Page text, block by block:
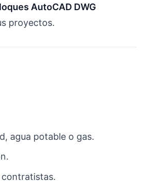
AutoCAD DWG
proyectos.
agua potable o gas.